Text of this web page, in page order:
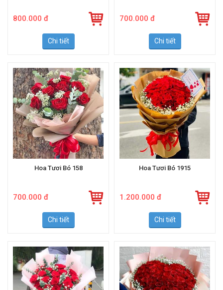
Chi tiết Chi tiết
Chi tiết Chi tiết